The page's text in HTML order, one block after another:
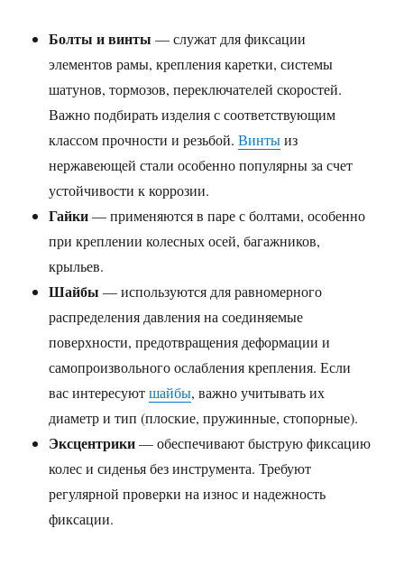
Болты и винты — служат для фиксации
элементов рамы, крепления каретки, системы
шатунов, тормозов, переключателей скоростей.
Важно подбирать изделия с соответствующим
классом прочности и резьбой.Винтыиз
нержавеющей стали особенно популярны за счет
устойчивости к коррозии.
Гайки— применяются в паре с болтами, особенно
при креплении колесных осей, багажников,
крыльев.
Шайбы — используются для равномерного
распределения давления на соединяемые
поверхности, предотвращения деформации и
самопроизвольного ослабления крепления. Если
вас интересуютшайбы, важно учитывать их
диаметр и тип (плоские, пружинные, стопорные).
Эксцентрики— обеспечивают быструю фиксацию
колес и сиденья без инструмента. Требуют
регулярной проверки на износ и надежность
фиксации.